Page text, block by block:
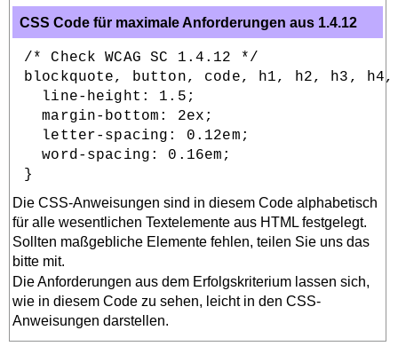
Vivamus a
tellus.
Pellentesque
habitant morbi
tristique
senectus et
netus et
malesuada
fames ac turpis
pharetra
nonummy pede.
Mauris et orci.
Aenean nec
lorem. In
porttitor. Donec
laoreet nonummy
augue.
CSS Code für maximale Anforderungen aus 1.4.12
/* Check WCAG SC 1.4.12 */
blockquote, button, code, h1, h2, h3,
  line-height: 1.5;
  margin-bottom: 2ex;
  letter-spacing: 0.12em;
  word-spacing: 0.16em;
Die CSS-Anweisungen sind in diesem Code alphabetisch
für alle wesentlichen Textelemente aus HTML festgelegt.
Sollten maßgebliche Elemente fehlen, teilen Sie uns das
bitte mit.
Die Anforderungen aus dem Erfolgskriterium lassen sich,
wie in diesem Code zu sehen, leicht in den CSS-
Anweisungen darstellen.